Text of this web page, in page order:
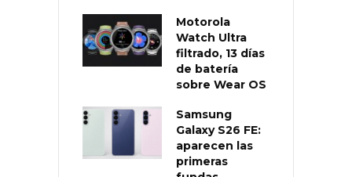
Motorola
Watch Ultra
filtrado, 13 días
de batería
sobre Wear OS
Samsung
Galaxy S26 FE:
aparecen las
primeras